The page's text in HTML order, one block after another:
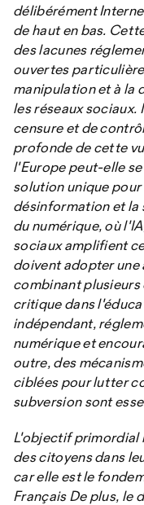
délibérément
de haut en bas.
des lacunes
ouvertes
manipulation et à la
les réseaux
censure et de
profonde de cette
l'Europe peut-elle
solution unique
désinformation et la
du numérique, où
sociaux amplifient
doivent adopter
combinant
critique dans
indépendant,
numérique et
outre, des
ciblées pour lutter
subversion sont
L'objectif primordial
des citoyens dans
car elle est le
Français De plus, le